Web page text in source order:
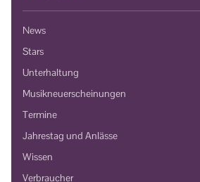
News
Stars
Unterhaltung
Musikneuerscheinungen
Termine
Jahrestag und Anlässe
Wissen
Verbraucher